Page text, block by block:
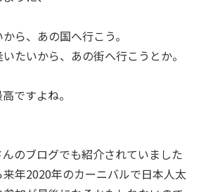
ら、あの国へ行こう。
たいから、あの街へ行こうとか。
ですよね。
のブログでも紹介されていました
年2020年のカーニバルで日本人太